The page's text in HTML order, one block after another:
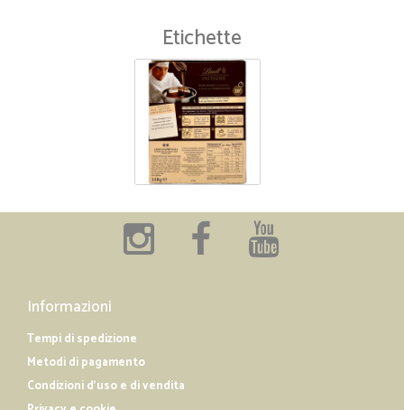
Etichette
Informazioni
Tempi di spedizione
Metodi di pagamento
Condizioni d'uso e di vendita